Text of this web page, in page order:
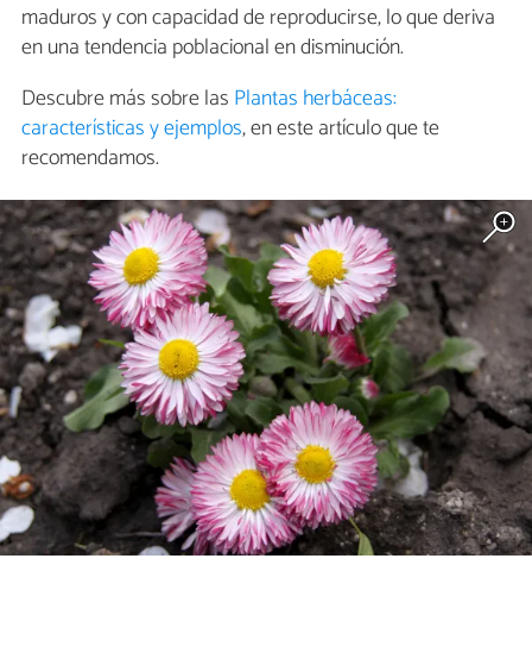
maduros y con capacidad de reproducirse, lo que deriva
en una tendencia poblacional en disminución.
Descubre más sobre las Plantas herbáceas:
características y ejemplos, en este artículo que te
recomendamos.